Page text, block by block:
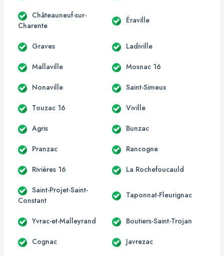
Châteauneuf-sur-
Charente
Éraville
Graves Ladiville
Mallaville Mosnac 16
Nonaville Saint-Simeux
Touzac 16 Viville
Agris Bunzac
Pranzac Rancogne
Rivières 16 La Rochefoucauld
Saint-Projet-Saint-
Constant
Taponnat-Fleurignac
Yvrac-et-Malleyrand Boutiers-Saint-Trojan
Cognac Javrezac